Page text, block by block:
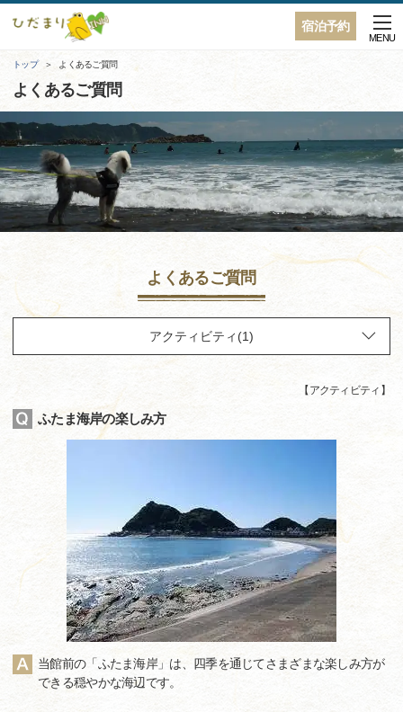
宿泊予約
MENU
トップ よくあるご質問
よくあるご質問
よくあるご質問
【 アクティビティ 】
ふたま海岸の楽しみ方
当館前の「ふたま海岸」は、四季を通じてさまざまな楽しみ方が
できる穏やかな海辺です。